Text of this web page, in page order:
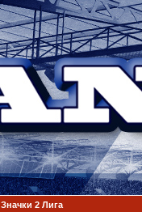
Значки 2 Лига